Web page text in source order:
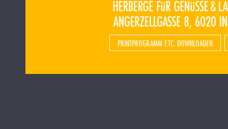
PRINTPROGRAMM ETC. DOWNLOADEN